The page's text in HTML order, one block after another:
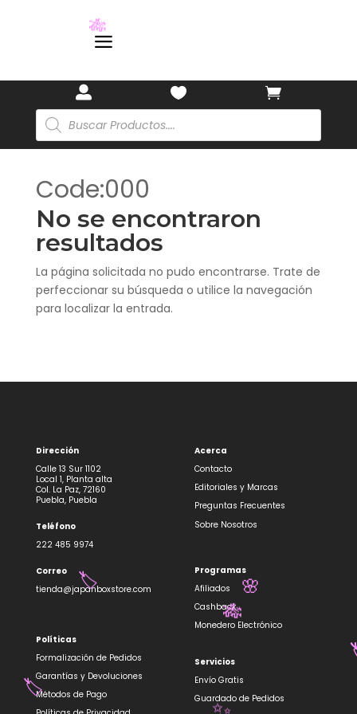
a
 

Búsqueda
de
productos
Code:000
No se encontraron
resultados
La página solicitada no pudo encontrarse. Trate de
perfeccionar su búsqueda o utilice la navegación
para localizar la entrada.
Dirección
Calle 13 Sur 1102
Local 1, Planta alta
Col. La Paz, 72160
Puebla, Puebla
Teléfono
222 485 9974
Correo
tienda@japanboxstore.com
Políticas
Formalización de Pedidos
Garantías y Devoluciones
Métodos de Pago
Acerca
Contacto
Editoriales y Marcas
Preguntas Frecuentes
Sobre Nosotros
Programas
Afiliados
Cashback
Monedero Electrónico
Servicios
Envío Gratis
Guardado de Pedidos
🏷️
🏷️
🎋
🌸
🎋